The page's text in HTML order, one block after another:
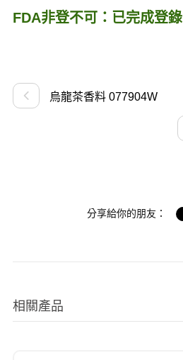
FDA非登不可：已完成登錄
烏龍茶香料 077904W
分享給你的朋友：
相關產品